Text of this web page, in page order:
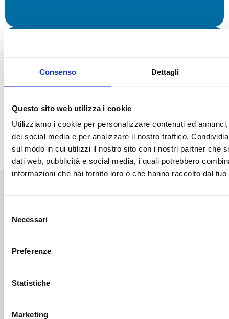
Consenso Dettagli
Questo sito web utilizza i cookie
Utilizziamo i cookie per personalizzare contenuti ed
dei social media e per analizzare il nostro traffico.
sul modo in cui utilizzi il nostro sito con i nostri partner che
dati web, pubblicità e social media, i quali potrebbero
informazioni che hai fornito loro o che hanno raccolto dal
delNecessari
Preferenze
Statistiche
Marketing
Alloggi
AGGIORNATE SULLA SCOZIA
aggiornate